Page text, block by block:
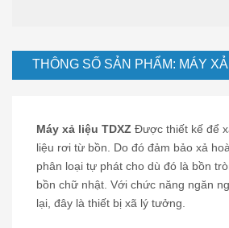
THÔNG SỐ SẢN PHẨM: MÁY
Máy xả liệu TDXZ Được thiết kế để
liệu rơi từ bồn. Do đó đảm bảo xả
phân loại tự phát cho dù đó là bồn
bồn chữ nhật. Với chức năng ngăn
lại, đây là thiết bị xã lý tưởng.